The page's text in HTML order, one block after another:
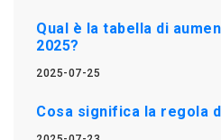
Qual è la tabella di
2025?
2025-07-25
Cosa significa la regola